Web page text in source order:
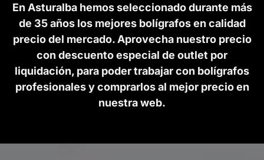
En Asturalba hemos seleccionado durante más
de 35 años los mejores bolígrafos en calidad
precio del mercado. Aprovecha nuestro precio
con descuento especial de outlet por
liquidación, para poder trabajar con bolígrafos
profesionales y comprarlos al mejor precio en
nuestra web.